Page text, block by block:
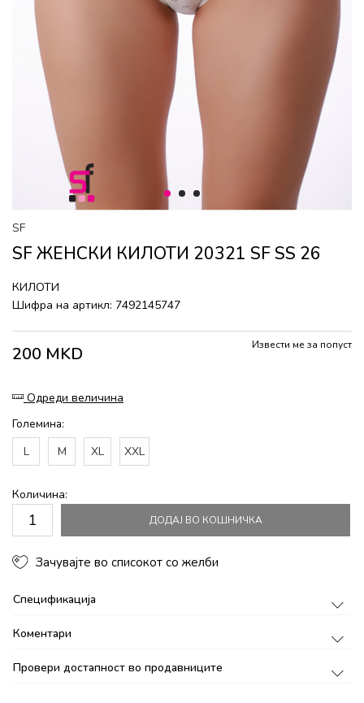
1 2 3
SF
SF ЖЕНСКИ КИЛОТИ 20321 SF SS 26
КИЛОТИ
Шифра на артикл: 7492145747
200 MKD Извести ме за попуст
Одреди величина
Големина:
L
M XL XXL
Количина:
ДОДАЈ ВО КОШНИЧКА
Зачувајте во списокот со желби
Спецификација
Коментари
Провери достапност во продавниците